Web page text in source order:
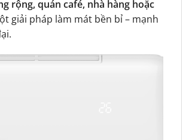
rộng, quán café, nhà hàng hoặc
giải pháp làm mát bền bỉ – mạnh